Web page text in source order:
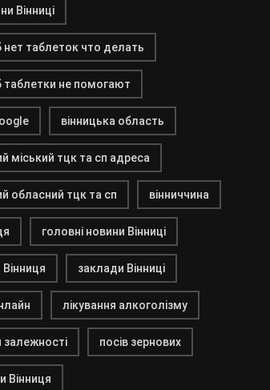
Вінниці
нет таблеток что делать
таблетки не помогают
вінницька область
міський тцк та сп адреса
обласний тцк та сп вінниччина
головні новини Вінниці
заклади Вінниці
лікування алкоголізму
залежності посів зернових
Вінниця